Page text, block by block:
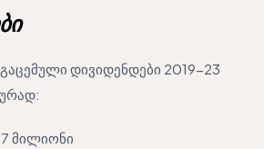
გაცემული დივიდენდები 2019-23
მილიონი